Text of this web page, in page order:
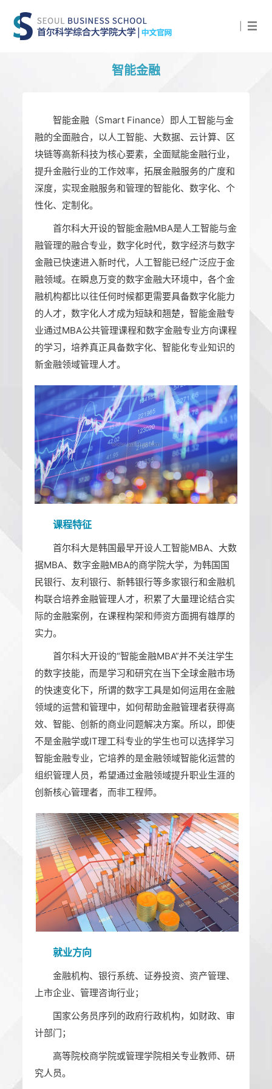
智能金融
智能金融（Smart Finance）即人工智能与金
融的全面融合，以人工智能、大数据、云计算、区
块链等高新科技为核心要素，全面赋能金融行业，
提升金融行业的工作效率，拓展金融服务的广度和
深度，实现金融服务和管理的智能化、数字化、个
性化、定制化。
首尔科大开设的智能金融MBA是人工智能与金
融管理的融合专业，数字化时代，数字经济与数字
金融已快速进入新时代，人工智能已经广泛应于金
融领域。在瞬息万变的数字金融大环境中，各个金
融机构都比以往任何时候都更需要具备数字化能力
的人才，数字化人才成为短缺和翘楚，智能金融专
业通过MBA公共管理课程和数字金融专业方向课程
的学习，培养真正具备数字化、智能化专业知识的
新金融领域管理人才。
课程特征
首尔科大是韩国最早开设人工智能MBA、大数
据MBA、数字金融MBA的商学院大学，为韩国国
民银行、友利银行、新韩银行等多家银行和金融机
构联合培养金融管理人才，积累了大量理论结合实
际的金融案例，在课程构架和师资方面拥有雄厚的
实力。
首尔科大开设的“智能金融MBA”并不关注学生
的数字技能，而是学习和研究在当下全球金融市场
的快速变化下，所谓的数字工具是如何运用在金融
领域的运营和管理中，如何帮助金融管理者获得高
效、智能、创新的商业问题解决方案。所以，即使
不是金融学或IT理工科专业的学生也可以选择学习
智能金融专业，它培养的是金融领域智能化运营的
组织管理人员，希望通过金融领域提升职业生涯的
创新核心管理者，而非工程师。
就业方向
金融机构、银行系统、证券投资、资产管理、
上市企业、管理咨询行业；
国家公务员序列的政府行政机构，如财政、审
计部门；
高等院校商学院或管理学院相关专业教师、研
究人员。